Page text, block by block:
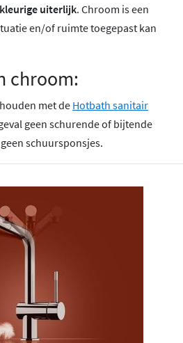
uiterlijk. Chroom is een
en/of ruimte toegepast kan
chroom:
met de Hotbath sanitair
geen schurende of bijtende
schuursponsjes.